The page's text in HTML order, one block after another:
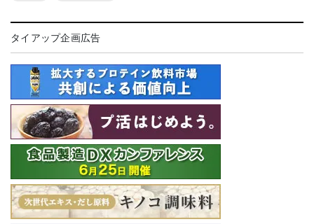
タイアップ企画広告